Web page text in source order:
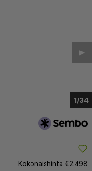
1/29
▶︎
Kokonaishinta €2.498